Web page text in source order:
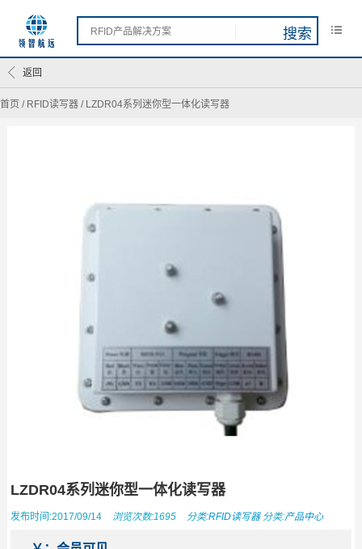
首页 / RFID读写器 / LZDR04系列迷你型一体化读写器
返回
LZDR04系列迷你型一体化读写器
发布时间:2017/09/14 浏览次数:1695 分类:RFID读写器分类:产品中心